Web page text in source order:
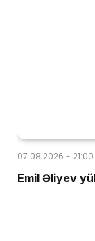
07.08.2026 - 21:00
Emil Əliyev